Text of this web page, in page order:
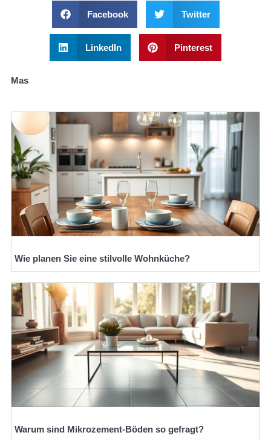
Facebook Twitter
LinkedIn Pinterest
Mas
Wie planen Sie eine stilvolle Wohnküche?
Warum sind Mikrozement-Böden so gefragt?